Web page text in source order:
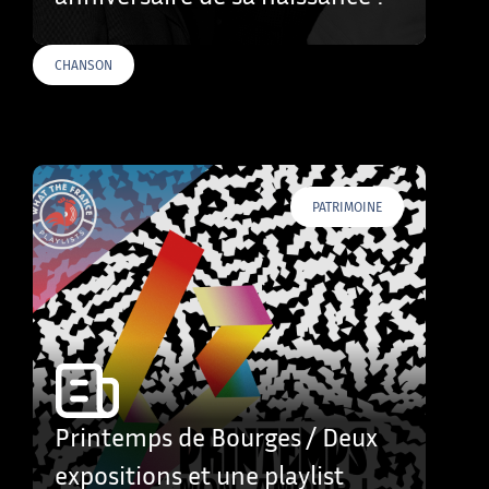
CHANSON
PATRIMOINE
Printemps de Bourges / Deux
expositions et une playlist